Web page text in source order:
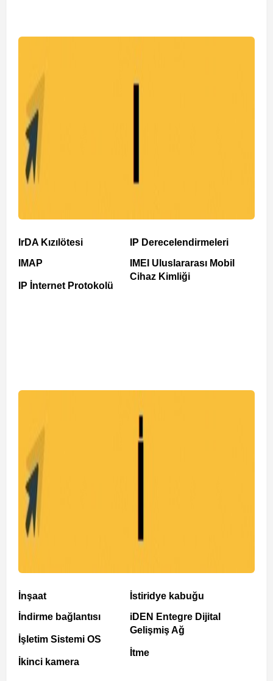
IrDA Kızılötesi
IMAP
IP İnternet Protokolü
IP Derecelendirmeleri
IMEI Uluslararası Mobil
Cihaz Kimliği
İnşaat
İndirme bağlantısı
İşletim Sistemi OS
İkinci kamera
İstiridye kabuğu
iDEN Entegre Dijital
Gelişmiş Ağ
İtme